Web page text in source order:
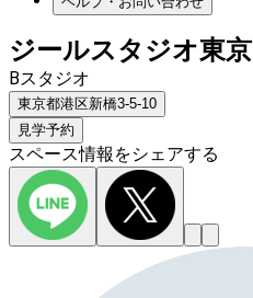
ジールスタジオ東京
Bスタジオ
東京都港区新橋3-5-10
見学予約
スペース情報をシェアする